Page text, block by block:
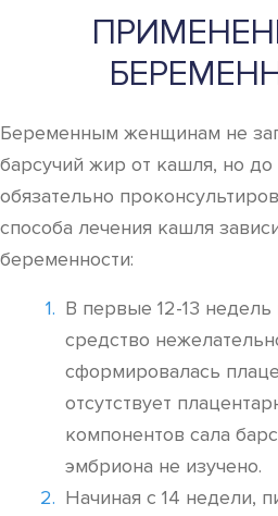
Беременным женщинам не
барсучий жир от кашля, но до
обязательно
способа лечения кашля
беременности:
В первые 12-13
средство
сформировалась
отсутствует
компонентов сала
эмбриона не изучено.
Начиная с 14 недели,